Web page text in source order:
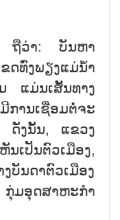
ຖືວ່າ: ບັນຫາ
ທົ່ງພຽງແມ່ນ້ຳ
ແມ່ນເສັ້ນທາງ
ານເຊື່ອມຕໍ່ຈະ
ດັ່ງນັ້ນ, ແຂວງ
ເປັນຕົວເມືອງ,
ບັນດາຕົວເມືອງ
ກຸ່ມອຸດສາຫະກຳ